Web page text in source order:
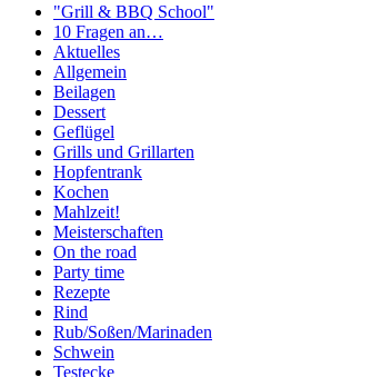
"Grill & BBQ School"
10 Fragen an…
Aktuelles
Allgemein
Beilagen
Dessert
Geflügel
Grills und Grillarten
Hopfentrank
Kochen
Mahlzeit!
Meisterschaften
On the road
Party time
Rezepte
Rind
Rub/Soßen/Marinaden
Schwein
Testecke